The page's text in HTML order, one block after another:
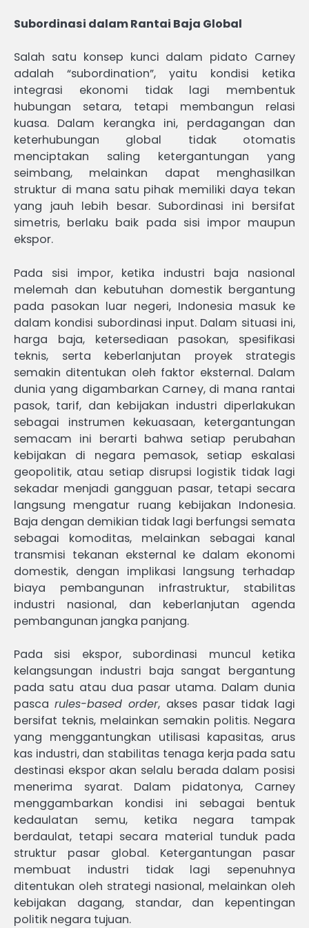
Subordinasi dalam Rantai Baja Global
Salah satu konsep kunci dalam pidato Carney
adalah “subordination”, yaitu kondisi ketika
integrasi ekonomi tidak lagi membentuk
hubungan setara, tetapi membangun relasi
kuasa. Dalam kerangka ini, perdagangan dan
keterhubungan global tidak otomatis
menciptakan saling ketergantungan yang
seimbang, melainkan dapat menghasilkan
struktur di mana satu pihak memiliki daya tekan
yang jauh lebih besar. Subordinasi ini bersifat
simetris, berlaku baik pada sisi impor maupun
ekspor.
Pada sisi impor, ketika industri baja nasional
melemah dan kebutuhan domestik bergantung
pada pasokan luar negeri, Indonesia masuk ke
dalam kondisi subordinasi input. Dalam situasi ini,
harga baja, ketersediaan pasokan, spesifikasi
teknis, serta keberlanjutan proyek strategis
semakin ditentukan oleh faktor eksternal. Dalam
dunia yang digambarkan Carney, di mana rantai
pasok, tarif, dan kebijakan industri diperlakukan
sebagai instrumen kekuasaan, ketergantungan
semacam ini berarti bahwa setiap perubahan
kebijakan di negara pemasok, setiap eskalasi
geopolitik, atau setiap disrupsi logistik tidak lagi
sekadar menjadi gangguan pasar, tetapi secara
langsung mengatur ruang kebijakan Indonesia.
Baja dengan demikian tidak lagi berfungsi semata
sebagai komoditas, melainkan sebagai kanal
transmisi tekanan eksternal ke dalam ekonomi
domestik, dengan implikasi langsung terhadap
biaya pembangunan infrastruktur, stabilitas
industri nasional, dan keberlanjutan agenda
pembangunan jangka panjang.
Pada sisi ekspor, subordinasi muncul ketika
kelangsungan industri baja sangat bergantung
pada satu atau dua pasar utama. Dalam dunia
pascarules-based order, akses pasar tidak lagi
bersifat teknis, melainkan semakin politis. Negara
yang menggantungkan utilisasi kapasitas, arus
kas industri, dan stabilitas tenaga kerja pada satu
destinasi ekspor akan selalu berada dalam posisi
menerima syarat. Dalam pidatonya, Carney
menggambarkan kondisi ini sebagai bentuk
kedaulatan semu, ketika negara tampak
berdaulat, tetapi secara material tunduk pada
struktur pasar global. Ketergantungan pasar
membuat industri tidak lagi sepenuhnya
ditentukan oleh strategi nasional, melainkan oleh
kebijakan dagang, standar, dan kepentingan
politik negara tujuan.